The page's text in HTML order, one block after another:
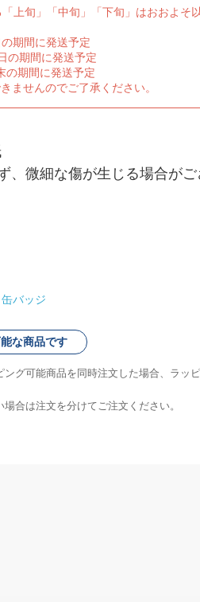
上旬」「中旬」「下旬」はおおよそ
期間に発送予定
の期間に発送予定
の期間に発送予定
ませんのでご了承ください。
、微細な傷が生じる場合が
缶バッジ
な商品です
ング可能商品を同時注文した場合、ラッ
合は注文を分けてご注文ください。